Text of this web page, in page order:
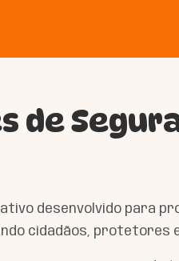
de
desenvolvido para
cidadãos, protetores